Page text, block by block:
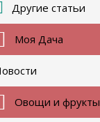
Другие статьи
Моя Дача
Овощи и фрукты